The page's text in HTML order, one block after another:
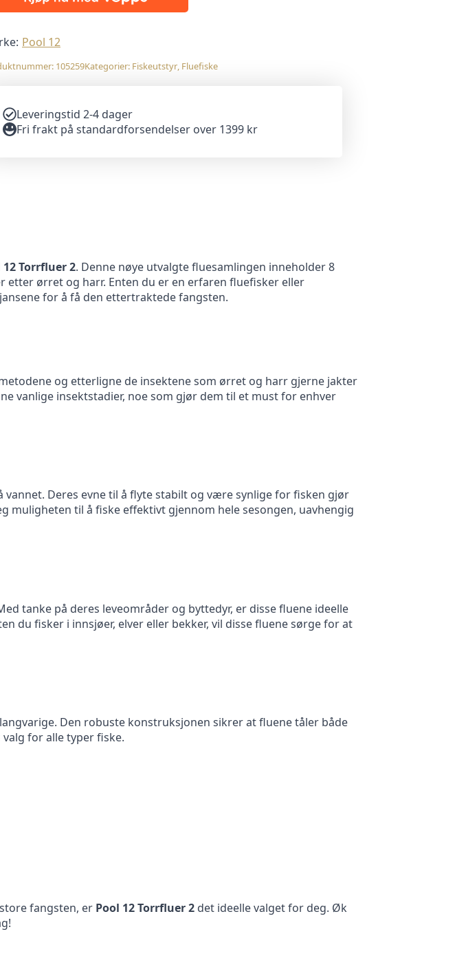
Pool 12
105259Kategorier: Fiskeutstyr, Fluefiske
Leveringstid 2-4 dager
Fri frakt på standardforsendelser over 1399 kr
12 Torrfluer 2. Denne nøye utvalgte fluesamlingen inneholder 8
ørret og harr. Enten du er en erfaren fluefisker eller
for å få den ettertraktede fangsten.
og etterligne de insektene som ørret og harr gjerne jakter
vanlige insektstadier, noe som gjør dem til et must for enhver
Deres evne til å flyte stabilt og være synlige for fisken gjør
muligheten til å fiske effektivt gjennom hele sesongen, uavhengig
tanke på deres leveområder og byttedyr, er disse fluene ideelle
du fisker i innsjøer, elver eller bekker, vil disse fluene sørge for at
Den robuste konstruksjonen sikrer at fluene tåler både
for alle typer fiske.
fangsten, er Pool 12 Torrfluer 2 det ideelle valget for deg. Øk